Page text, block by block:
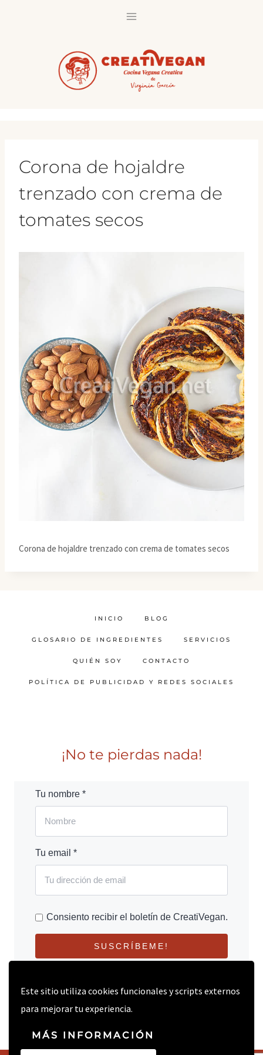
Este sitio utiliza cookies funcionales y scripts externos
para mejorar tu experiencia.
MÁS INFORMACIÓN
Corona de hojaldre
trenzado con crema de
tomates secos
Corona de hojaldre trenzado con crema de tomates secos
INICIO BLOG
GLOSARIO DE INGREDIENTES SERVICIOS
QUIÉN SOY CONTACTO
POLÍTICA DE PUBLICIDAD Y REDES SOCIALES
¡No te pierdas nada!
Tu nombre *
Tu email *
Consiento recibir el boletín de CreatiVegan.
SUSCRÍBEME!